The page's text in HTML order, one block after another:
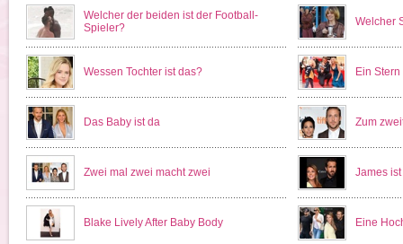
Welcher der beiden ist der Football-
Spieler?
Welcher
Wessen Tochter ist das? Ein
Das Baby ist da Zum
Zwei mal zwei macht zwei James
Blake Lively After Baby Body Eine